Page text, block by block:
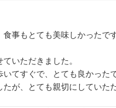
事もとても美味しかったで
いただきました。
てすぐで、とても良かったで
が、とても親切にしていた